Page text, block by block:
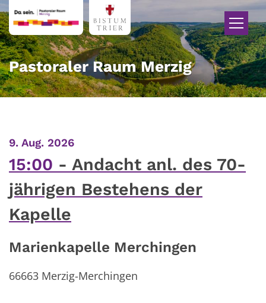
Zum Inhalt springen
Pastoraler Raum Merzig
9. Aug. 2026:
15:00
Andacht anl. des 70-
jährigen Bestehens der
Kapelle
Marienkapelle Merchingen
66663 Merzig-Merchingen